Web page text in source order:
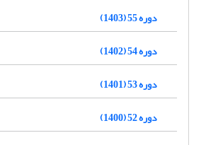
دوره 55 (1403)
دوره 54 (1402)
دوره 53 (1401)
دوره 52 (1400)